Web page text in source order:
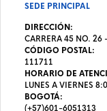
SEDE PRINCIPAL
DIRECCIÓN:
CARRERA 45 NO.
CÓDIGO POSTAL:
111711
HORARIO DE
LUNES A VIERNES
BOGOTÁ:
(+57)601-6051313